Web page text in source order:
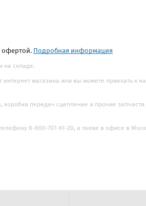
офертой. Подробная информация
на складе.
интернет магазина или вы можете приехать к
передач сцепление и прочие
8-800-707-61-20, а также в офисе в